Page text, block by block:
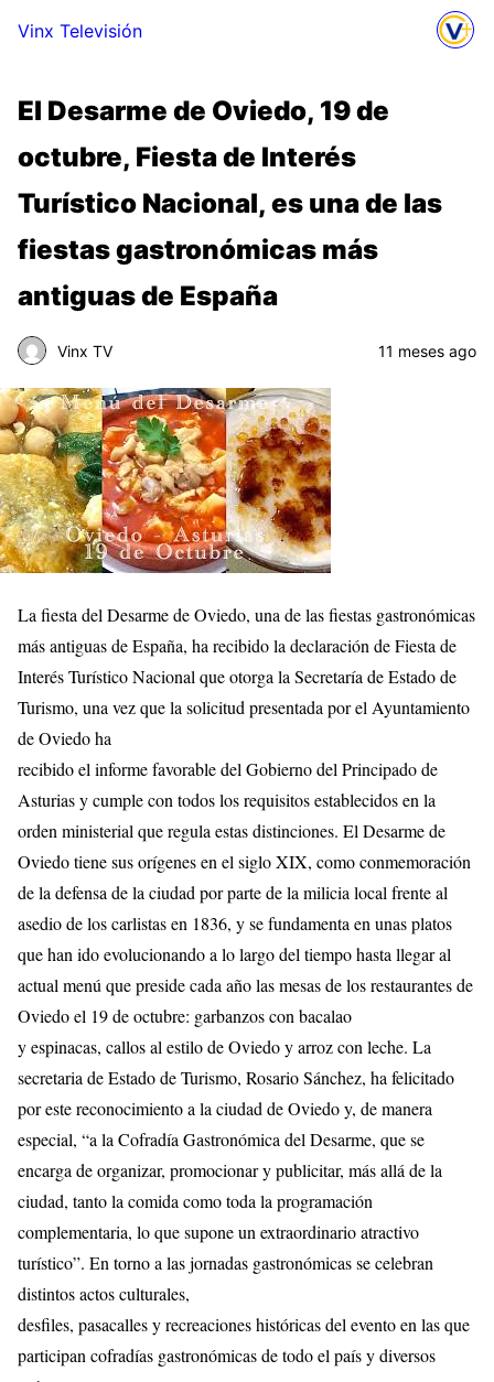
Vinx Televisión
El Desarme de Oviedo, 19 de
octubre, Fiesta de Interés
Turístico Nacional, es una de las
fiestas gastronómicas más
antiguas de España
Vinx TV 11 meses ago
La fiesta del Desarme de Oviedo, una de las fiestas gastronómicas
más antiguas de España, ha recibido la declaración de Fiesta de
Interés Turístico Nacional que otorga la Secretaría de Estado de
Turismo, una vez que la solicitud presentada por el Ayuntamiento
de Oviedo ha
recibido el informe favorable del Gobierno del Principado de
Asturias y cumple con todos los requisitos establecidos en la
orden ministerial que regula estas distinciones. El Desarme de
Oviedo tiene sus orígenes en el siglo XIX, como conmemoración
de la defensa de la ciudad por parte de la milicia local frente al
asedio de los carlistas en 1836, y se fundamenta en unas platos
que han ido evolucionando a lo largo del tiempo hasta llegar al
actual menú que preside cada año las mesas de los restaurantes de
Oviedo el 19 de octubre: garbanzos con bacalao
y espinacas, callos al estilo de Oviedo y arroz con leche. La
secretaria de Estado de Turismo, Rosario Sánchez, ha felicitado
por este reconocimiento a la ciudad de Oviedo y, de manera
especial, “a la Cofradía Gastronómica del Desarme, que se
encarga de organizar, promocionar y publicitar, más allá de la
ciudad, tanto la comida como toda la programación
complementaria, lo que supone un extraordinario atractivo
turístico”. En torno a las jornadas gastronómicas se celebran
distintos actos culturales,
desfiles, pasacalles y recreaciones históricas del evento en las que
participan cofradías gastronómicas de todo el país y diversos